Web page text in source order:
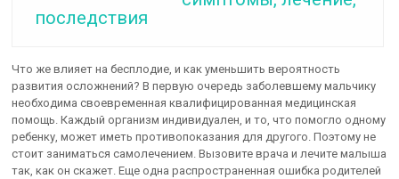
последствия
Что же влияет на бесплодие, и как уменьшить вероятность
развития осложнений? В первую очередь заболевшему мальчику
необходима своевременная квалифицированная медицинская
помощь. Каждый организм индивидуален, и то, что помогло одному
ребенку, может иметь противопоказания для другого. Поэтому не
стоит заниматься самолечением. Вызовите врача и лечите малыша
так, как он скажет. Еще одна распространенная ошибка родителей